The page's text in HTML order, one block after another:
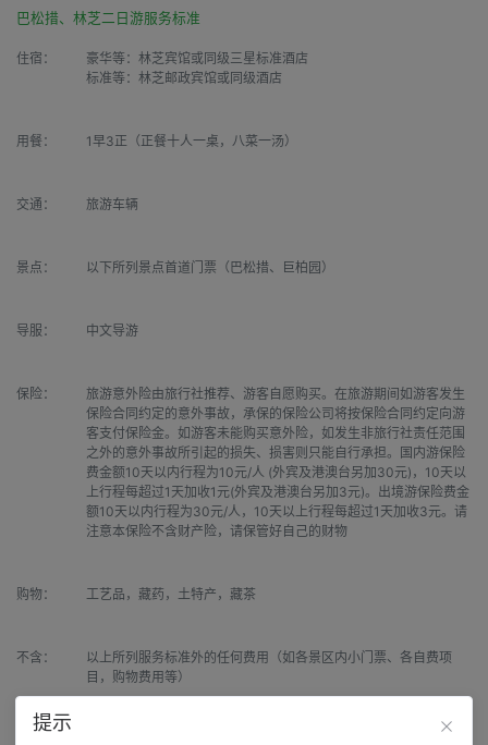
巴松措、林芝二日游服务标准
住宿：
豪华等：林芝宾馆或同级三星标准酒店
标准等：林芝邮政宾馆或同级酒店
用餐： 1早3正（正餐十人一桌，八菜一汤）
交通： 旅游车辆
景点： 以下所列景点首道门票（巴松措、巨柏园）
导服： 中文导游
保险：
旅游意外险由旅行社推荐、游客自愿购买。在旅游期间如游客发生
保险合同约定的意外事故，承保的保险公司将按保险合同约定向游
客支付保险金。如游客未能购买意外险，如发生非旅行社责任范围
之外的意外事故所引起的损失、损害则只能自行承担。国内游保险
费金额10天以内行程为10元/人 (外宾及港澳台另加30元)，10天以
上行程每超过1天加收1元(外宾及港澳台另加3元)。出境游保险费金
额10天以内行程为30元/人，10天以上行程每超过1天加收3元。请
注意本保险不含财产险，请保管好自己的财物
购物： 工艺品，藏药，土特产，藏茶
不含：
以上所列服务标准外的任何费用（如各景区内小门票、各自费项
目，购物费用等）
提示